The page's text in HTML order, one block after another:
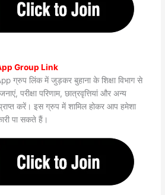
Group Link
ग्रुप लिंक में जुड़कर बुहाना के शिक्षा विभाग से
परीक्षा परिणाम, छात्रवृत्तियां और अन्य
करें। इस ग्रुप में शामिल होकर आप हमेशा
पा सकते हैं।